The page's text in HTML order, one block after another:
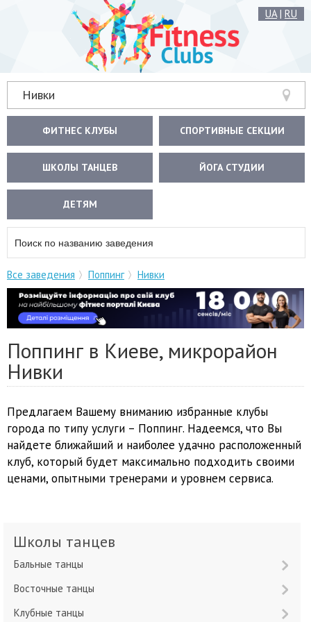
UA| RU
Нивки
ФИТНЕС КЛУБЫ СПОРТИВНЫЕ СЕКЦИИ
ШКОЛЫ ТАНЦЕВ ЙОГА СТУДИИ
ДЕТЯМ
Все заведения Поппинг Нивки
Поппинг в Киеве, микрорайон
Нивки
Предлагаем Вашему вниманию избранные клубы
города по типу услуги – Поппинг. Надеемся, что Вы
найдете ближайший и наиболее удачно расположенный
клуб, который будет максимально подходить своими
ценами, опытными тренерами и уровнем сервиса.
Школы танцев
Бальные танцы
Восточные танцы
Клубные танцы